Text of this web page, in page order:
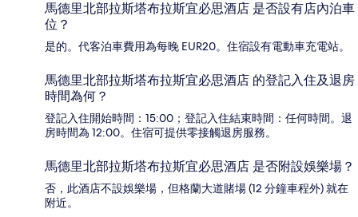
馬德里北部拉斯塔布拉斯宜必思酒店 是否設有店內泊車
位？
是的。代客泊車費用為每晚 EUR20。住宿設有電動車充電站。
馬德里北部拉斯塔布拉斯宜必思酒店 的登記入住及退房
時間為何？
登記入住開始時間：15:00；登記入住結束時間：任何時間。退
房時間為 12:00。住宿可提供零接觸退房服務。
馬德里北部拉斯塔布拉斯宜必思酒店 是否附設娛樂場？
否，此酒店不設娛樂場，但格蘭大道賭場 (12 分鐘車程外) 就在
附近。